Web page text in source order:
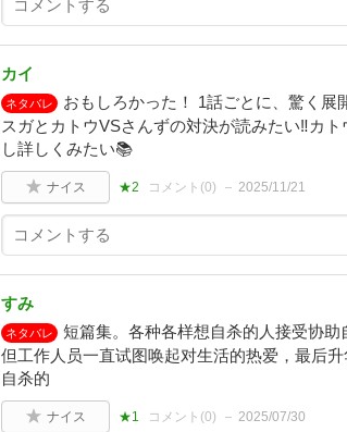
カイ
ネタバレ
おもしろかった！ 1話ごとに、驚く展
スガとカトウVSさんずの対決が読みたい‼カ
し詳しくみたい📚
ナイス ★2 コメント(0) 2025/11/21
すみ
ネタバレ
短篇集。各种各样想自杀的人接受协助
但工作人员一直试图唤起对生活的热爱，最后
自杀的
ナイス ★1 コメント(0) 2025/07/30